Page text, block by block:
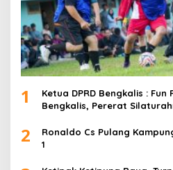
1
Ketua DPRD Bengkalis :
Bengkalis, Pererat
2
Ronaldo Cs Pulang
1